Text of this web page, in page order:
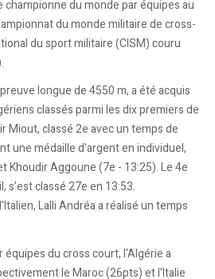
du monde par équipes au
du monde militaire de cross-
du sport militaire (CISM) couru
longue de 4550 m, a été acquis
classés parmi les dix premiers de
Miout, classé 2e avec un temps de
une médaille d'argent en individuel,
Khoudir Aggoune (7e - 13:25). Le 4e
s'est classé 27e en 13:53.
Lalli Andréa a réalisé un temps
du cross court, l'Algérie a
le Maroc (26pts) et l'Italie